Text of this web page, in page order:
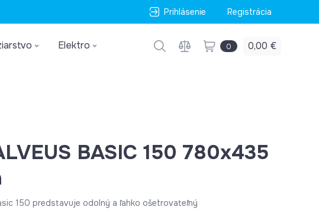
Prihlásenie Registrácia
Elektro 0 0,00 €
BASIC 150 780x435
150 predstavuje odolný a ľahko ošetrovateľný